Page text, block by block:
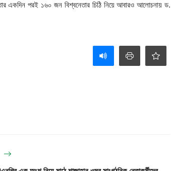
তার একদিন পরই ১৬০ জন বিশ্বনেতার চিঠি নিয়ে আবারও আলোচনায় ড.